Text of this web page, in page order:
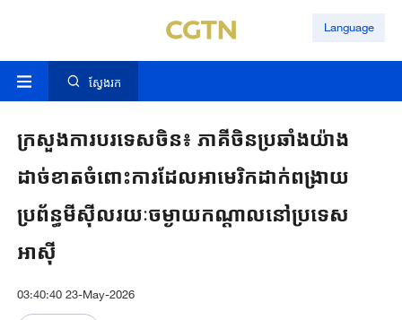
Language
ស្វែងរក
ក្រសួងការបរទេសចិន៖ ភាគីចិនប្រឆាំងយ៉ាង
ដាច់ខាតចំពោះការដែលអាមេរិកដាក់ពង្រាយ
ប្រព័ន្ធមីស៊ីលរយៈចម្ងាយកណ្តាលនៅប្រទេស
អាស៊ី
03:40:40 23-May-2026